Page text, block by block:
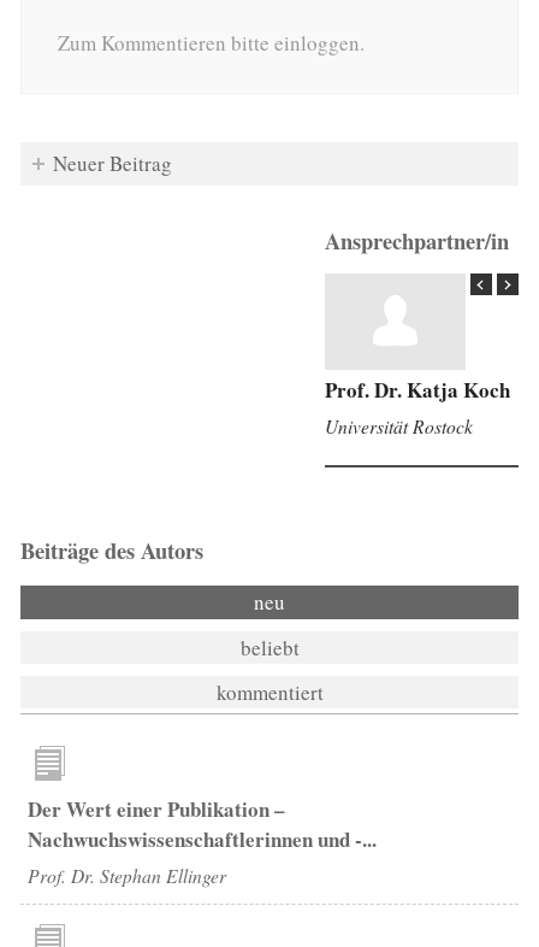
Zum Kommentieren bitte einloggen.
Neuer Beitrag
Ansprechpartner/in
Prof. Dr. Katja Koch
Universität Rostock
Beiträge des Autors
neu
beliebt
kommentiert
Der Wert einer Publikation –
Nachwuchswissenschaftlerinnen und -...
Prof. Dr. Stephan Ellinger